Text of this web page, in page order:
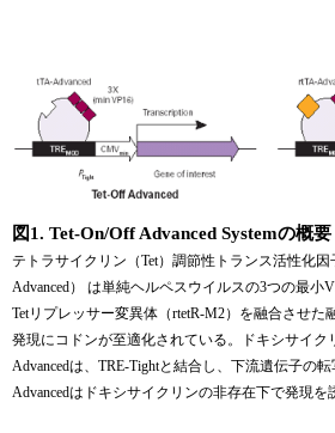
図1. Tet-On/Off Advanced Systemの概要
テトラサイクリン（Tet）調節性トランス活性化
Advanced） は単純ヘルペスウイルスの3つの最小
Tetリプレッサー変異体（rtetR-M2）を融合させた
発現にコドンが至適化されている。ドキシサイク
Advancedは、TRE-Tightと結合し、下流遺伝子の
Advancedはドキシサイクリンの非存在下で発現を